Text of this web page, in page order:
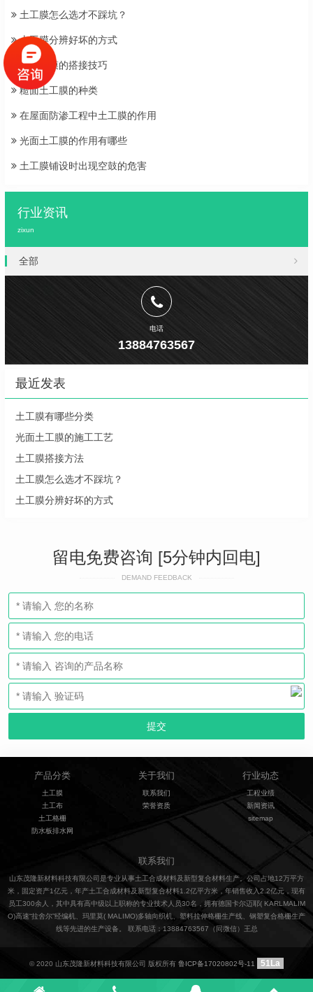
土工膜怎么选才不踩坑？
土工膜分辨好坏的方式
两布一膜的搭接技巧
糙面土工膜的种类
在屋面防渗工程中土工膜的作用
光面土工膜的作用有哪些
土工膜铺设时出现空鼓的危害
行业资讯
zixun
全部
电话
13884763567
最近发表
土工膜有哪些分类
光面土工膜的施工工艺
土工膜搭接方法
土工膜怎么选才不踩坑？
土工膜分辨好坏的方式
留电免费咨询 [5分钟内回电]
DEMAND FEEDBACK
产品分类
土工膜
土工布
土工格栅
防水板排水网
关于我们
联系我们
荣誉资质
行业动态
工程业绩
新闻资讯
sitemap
联系我们
山东茂隆新材料科技有限公司是专业从事土工合成材料及新型复合材料生产。公司占地12万平方
米，固定资产1亿元，年产土工合成材料及新型复合材料1.2亿平方米，年销售收入2.2亿元，现有
员工300余人，其中具有高中级以上职称的专业技术人员30名，拥有德国卡尔迈耶( KARLMALIM
O)高速“拉舍尔”经编机、玛里莫( MALIMO)多轴向织机、塑料拉伸格栅生产线、钢塑复合格栅生产
线等先进的生产设备。 联系电话：13884763567（同微信）王总
© 2020 山东茂隆新材料科技有限公司 版权所有 鲁ICP备17020802号-11 51La